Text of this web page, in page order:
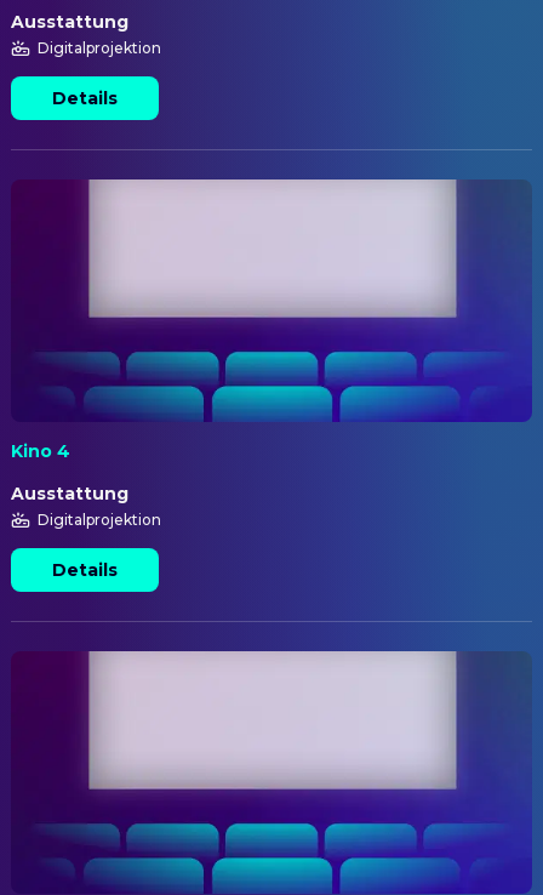
Ausstattung
Digitalprojektion
Details
Kino 4
Ausstattung
Digitalprojektion
Details